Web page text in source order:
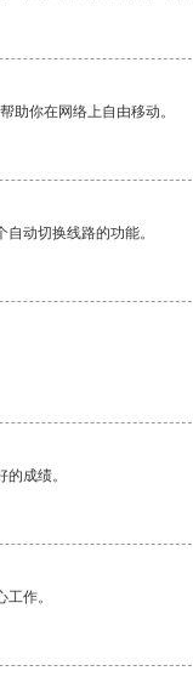
助你在网络上自由移动。
动切换线路的功能。
成绩。
作。